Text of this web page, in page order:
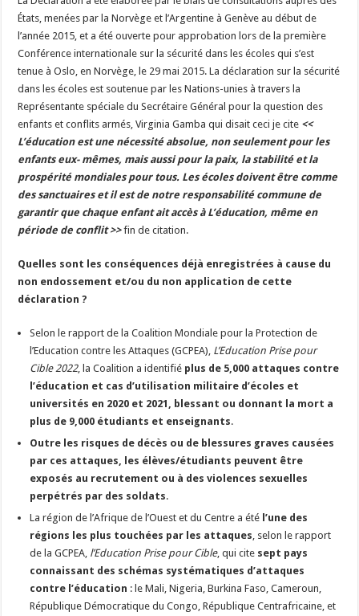
États, menées par la Norvège et l’Argentine à Genève au début de
l’année 2015, et a été ouverte pour approbation lors de la première
Conférence internationale sur la sécurité dans les écoles qui s’est
tenue à Oslo, en Norvège, le 29 mai 2015. La déclaration sur la sécurité
dans les écoles est soutenue par les Nations-unies à travers la
Représentante spéciale du Secrétaire Général pour la question des
enfants et conflits armés, Virginia Gamba qui disait ceci je cite <<
L’éducation est une nécessité absolue, non seulement pour les
enfants eux- mêmes, mais aussi pour la paix, la stabilité et la
prospérité mondiales pour tous. Les écoles doivent être comme
des sanctuaires et il est de notre responsabilité commune de
garantir que chaque enfant ait accès à L’éducation, même en
période de conflit >>fin de citation.
Quelles sont les conséquences déjà enregistrées à cause du
non endossement et/ou du non application de cette
déclaration ?
Selon le rapport de la Coalition Mondiale pour la Protection de
l’Education contre les Attaques (GCPEA), L’Education Prise pour
Cible 2022, la Coalition a identifié plus de 5,000 attaques contre
l’éducation et cas d’utilisation militaire d’écoles et
universités en 2020 et 2021, blessant ou donnant la mort a
plus de 9,000 étudiants et enseignants.
Outre les risques de décès ou de blessures graves causées
par ces attaques, les élèves/étudiants peuvent être
exposés au recrutement ou à des violences sexuelles
perpétrés par des soldats.
La région de l’Afrique de l’Ouest et du Centre a été l’une des
régions les plus touchées par les attaques, selon le rapport
de la GCPEA, l’Education Prise pour Cible, qui cite sept pays
connaissant des schémas systématiques d’attaques
contre l’éducation : le Mali, Nigeria, Burkina Faso, Cameroun,
République Démocratique du Congo, République Centrafricaine, et